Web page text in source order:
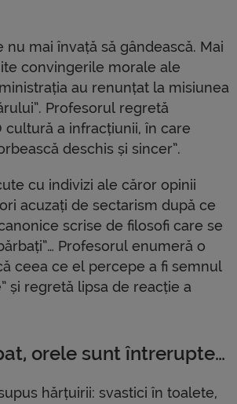
nu mai învață să gândească. Mai
convingerile morale ale
au renunțat la misiunea
Profesorul regretă
cultură a infracțiunii, în care
deschis și sincer”.
cu indivizi ale căror opinii
acuzați de sectarism după ce
scrise de filosofi care se
Profesorul enumeră o
ceea ce el percepe a fi semnul
și regretă lipsa de reacție a
orele sunt întrerupte…
hărțuirii: svastici în toalete,